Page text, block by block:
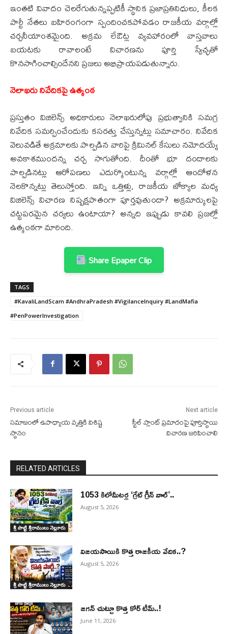
ఇంతటి వివాదం చెలరేగుతున్నప్పటికీ స్థానిక ప్రజాప్రతినిధులు, కీలక
పార్టీ నేతలు బహిరంగంగా స్పందించకపోవడం రాజకీయ వర్గాల్లో
చర్చనీయాంశమైంది. అక్రమ లేఔట్ల వ్యవహారంలో వాస్తవాలు
బయటకు రావాలంటే విచారణను పూర్తి స్వేచ్ఛతో
కొనసాగించాల్సిందేనని ప్రజలు అభిప్రాయపడుతున్నారు.
నెలాఖరు నివేదికపై ఉత్కంఠ
ప్రస్తుతం విజిలెన్స్ అధికారులు నెలాఖరులోపు ప్రభుత్వానికి సమగ్ర
నివేదిక సమర్పించేందుకు కసరత్తు చేస్తున్నట్లు సమాచారం. నివేదిక
వెలువడితే అక్రమాలకు పాల్పడిన వారిపై క్రిమినల్ కేసులు నమోదయ్యే
అవకాశముందన్న చర్చ సాగుతోంది. దీంతో భూ దందాలకు
పాల్పడినట్లు ఆరోపణలు ఎదుర్కొంటున్న వర్గాల్లో ఆందోళన
నెలకొన్నట్లు తెలుస్తోంది. ఇన్ని ఒత్తిళ్లు, రాజకీయ జోక్యాల మధ్య
విజిలెన్స్ విచారణ నిష్పక్షపాతంగా పూర్తవుతుందా? అక్రమార్కులపై
చట్టపరమైన చర్యలు ఉంటాయా? అన్నది ఇప్పుడు కావలి ప్రజల్లో
ఉత్కంఠగా మారింది.
Share Epaper Clip
TAGS
#KavaliLandScam #AndhraPradesh #VigilanceInquiry #LandMafia
#PenPowerInvestigation
Previous article
సమాజంలో ఉపాధ్యాయ వృత్తికి విశిష్ట
స్థానం
Next article
స్టీల్ ప్లాంట్ ప్రమాదంపై పూర్తిస్థాయి
విచారణ జరిపించాలి
RELATED ARTICLES
శ్రీ పొట్టి శ్రీరాములు నెల్లూరు
1053 కిలోమీటర్ల ‘గ్రేట్ గ్రీన్ వాల్’..
August 5, 2026
శ్రీ పొట్టి శ్రీరాములు నెల్లూరు
విజయసాయికి కొత్త రాజకీయ వేదిక..?
August 5, 2026
జగన్ చుట్టూ కొత్త కోర్ టీమ్..!
June 11, 2026